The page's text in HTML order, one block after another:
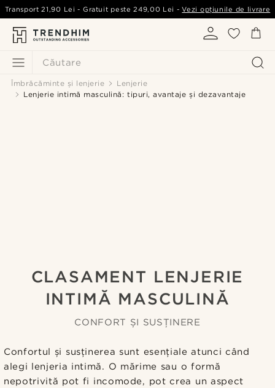
Căutare
Transport 21,90 Lei - Gratuit peste249,00 Lei -Vezi opțiunile de livrare
Îmbrăcăminte și lenjerie
Lenjerie
Lenjerie intimă masculină: tipuri, avantaje și dezavantaje
CLASAMENT LENJERIE
INTIMĂ MASCULINĂ
CONFORT ȘI SUSȚINERE
Confortul și susținerea sunt esențiale atunci când
alegi lenjeria intimă. O mărime sau o formă
nepotrivită pot fi incomode, pot crea un aspect